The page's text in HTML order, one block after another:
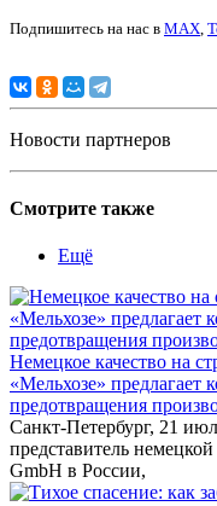
Подпишитесь на нас в MAX
Новости партнеров
Смотрите также
Ещё
Немецкое качество на
«Мельхозе» предлагает
предотвращения
Санкт-Петербург, 21
представитель
GmbH в России,